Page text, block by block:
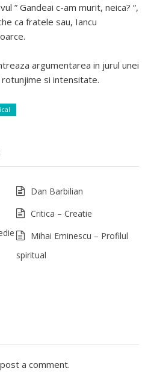
” Gandeai c-am murit, neica? “,
ca fratele sau, Iancu
argumentarea in jurul unei
si intensitate.
Dan Barbilian
Critica – Creatie
Mihai Eminescu – Profilul
spiritual
a comment.